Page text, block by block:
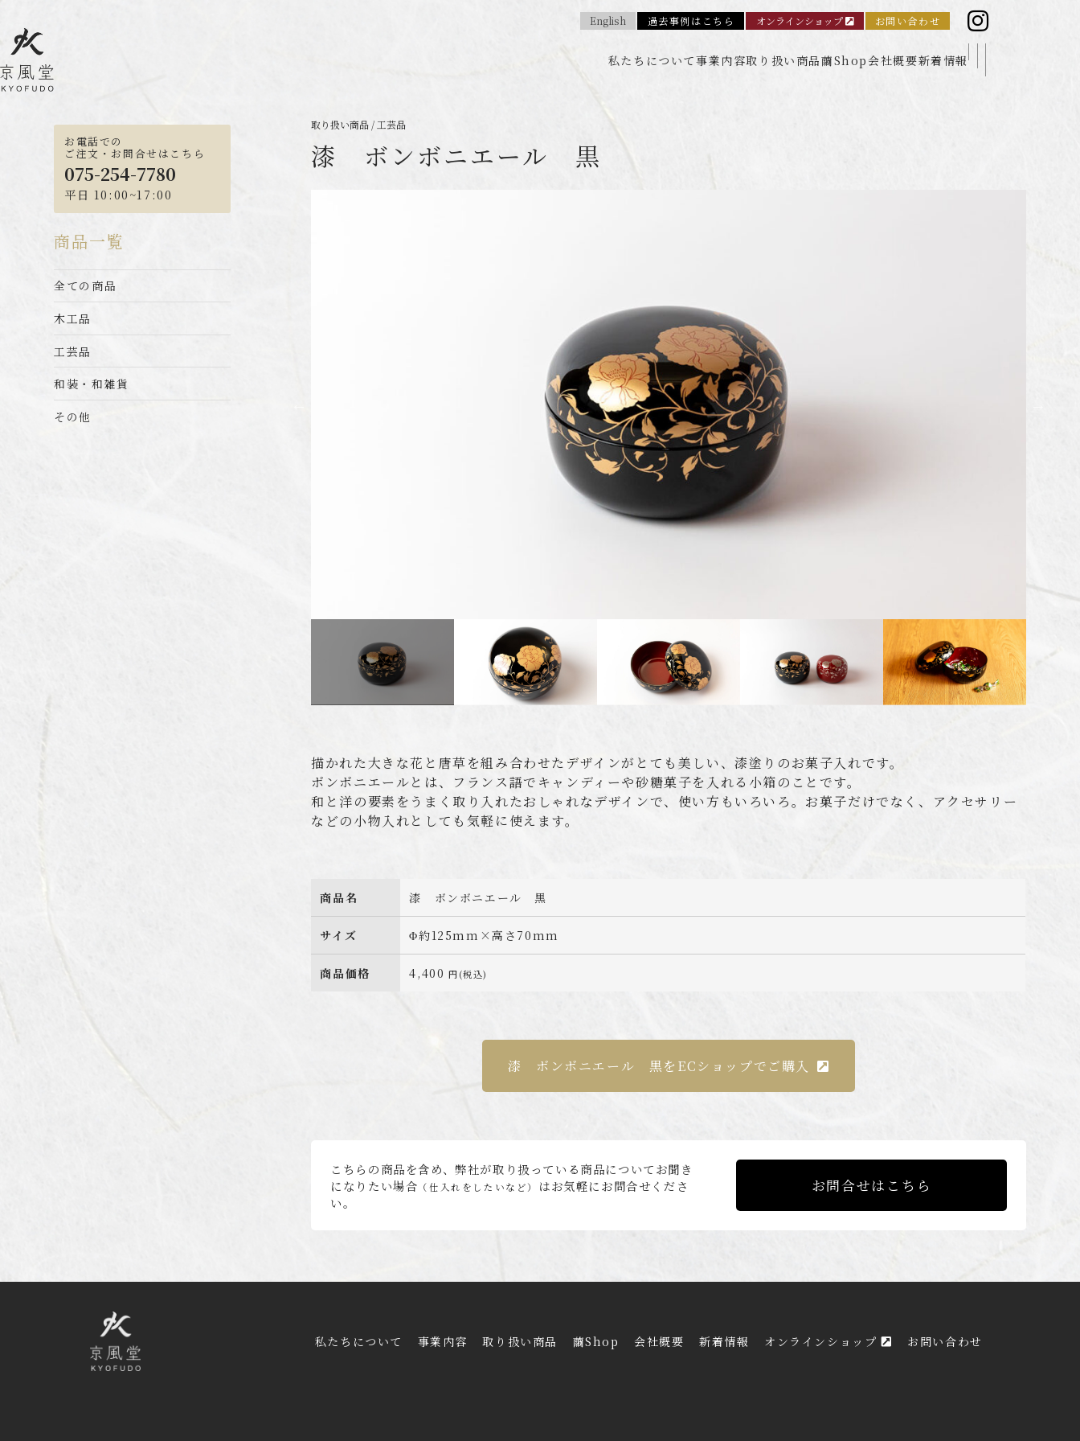
English 過去事例はこちら オンラインショップ お問い合わせ
私たちについて事業内容取り扱い商品繭Shop 会社概要新着情報
お電話での
ご注文・お問合せはこちら
075-254-7780
平日 10:00~17:00
商品一覧
全ての商品
木工品
工芸品
和装・和雑貨
その他
取り扱い商品 / 工芸品
漆 ボンボニエール 黒
描かれた大きな花と唐草を組み合わせたデザインがとても美しい、漆塗りのお菓子入れです。
ボンボニエールとは、フランス語でキャンディーや砂糖菓子を入れる小箱のことです。
和と洋の要素をうまく取り入れたおしゃれなデザインで、使い方もいろいろ。お菓子だけでなく、アクセサリー
などの小物入れとしても気軽に使えます。
商品名 漆 ボンボニエール 黒
サイズ Φ約125mm×高さ70mm
商品価格 4,400 円(税込)
漆 ボンボニエール 黒を ECショップでご購入
こちらの商品を含め、弊社が取り扱っている商品についてお聞き
になりたい場合 （仕入れをしたいなど）
はお気軽にお問合せくださ
い。
お問合せはこちら
私たちについて 事業内容 取り扱い商品 繭Shop 会社概要 新着情報 オンラインショップ お問い合わせ